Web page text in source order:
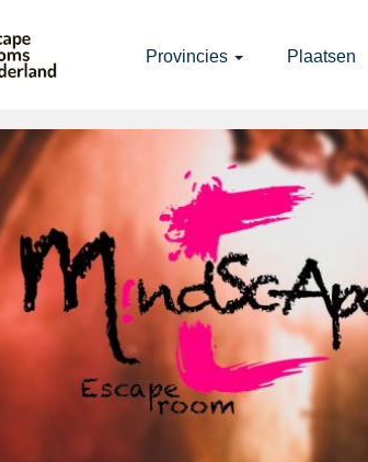
Provincies Plaatsen